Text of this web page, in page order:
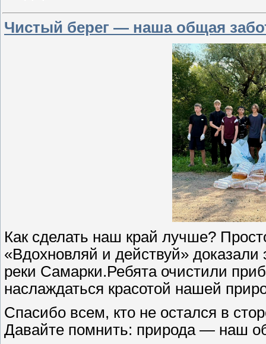
Чистый берег — наша общая
Как сделать наш край лучше?
«Вдохновляй и действуй» доказали
реки Самарки.Ребята очистили
наслаждаться красотой нашей
Спасибо всем, кто не остался в
Давайте помнить: природа — наш